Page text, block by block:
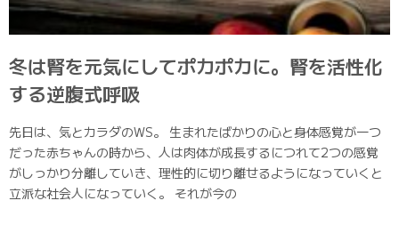
冬は腎を元気にしてポカポカに。腎を活性化
する逆腹式呼吸
先日は、気とカラダのWS。 生まれたばかりの心と身体感覚が一つ
だった赤ちゃんの時から、人は肉体が成長するにつれて2つの感覚
がしっかり分離していき、理性的に切り離せるようになっていくと
立派な社会人になっていく。 それが今の